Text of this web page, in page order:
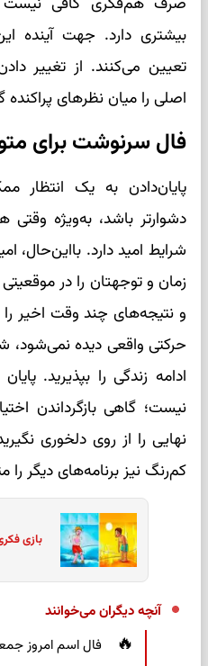
بیشتری دارد. جهت آینده
تعیین می‌کنند. از تغییر
اصلی را میان نظرهای پراکنده
فال سرنوشت برای
پایان‌دادن به یک انتظار
دشوارتر باشد، به‌ویژه
شرایط امید دارد. بااین‌حال،
زمان و توجهتان را در موقعیتی
و نتیجه‌های چند وقت اخیر
حرکتی واقعی دیده نمی‌شود،
ادامه زندگی را بپذیرید.
نیست؛ گاهی بازگرداندن
نهایی را از روی دلخوری
کم‌رنگ نیز برنامه‌های دیگر را
بازی
آنچه دیگران می‌خوانند